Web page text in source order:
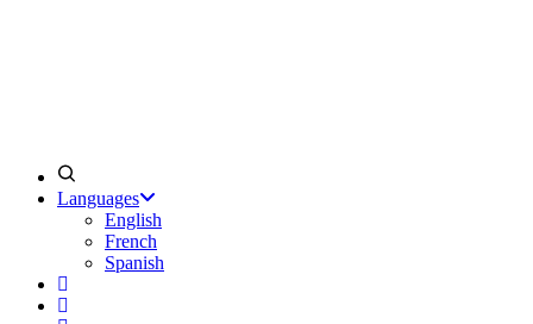
Languages
English
French
Spanish